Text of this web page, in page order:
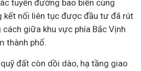
tuyến đường bao biển cùng
kết nối liên tục được đầu tư đã rút
giữa khu vực phía Bắc Vịnh
thành phố.
đất còn dồi dào, hạ tầng giao